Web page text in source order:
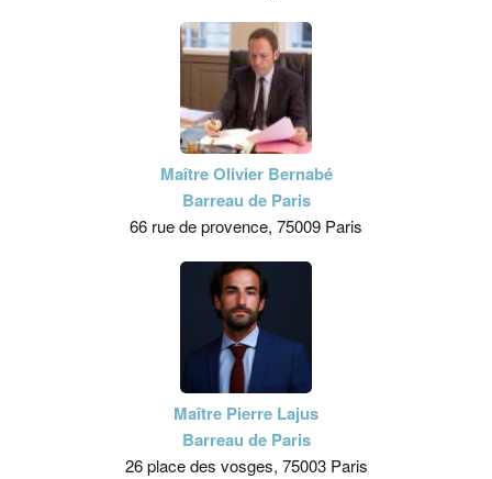
Maître Olivier Bernabé
Barreau de Paris
66 rue de provence, 75009 Paris
Maître Pierre Lajus
Barreau de Paris
26 place des vosges, 75003 Paris